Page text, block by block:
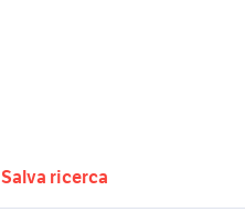
Salva ricerca